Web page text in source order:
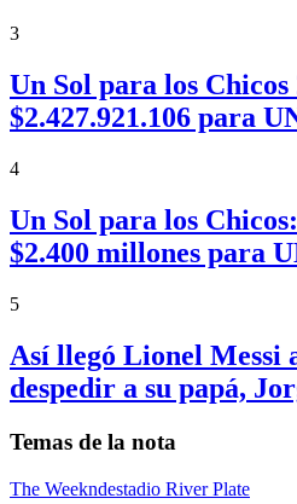
3
Un Sol para los Chicos
$2.427.921.106 para
4
Un Sol para los
$2.400 millones para
5
Así llegó Lionel Messi
despedir a su papá,
Temas de la nota
The Weekndestadio River Plate